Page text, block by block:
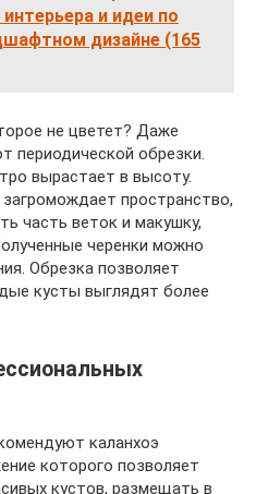
и идеи по
дизайне (165
не цветет? Даже
периодической обрезки.
вырастает в высоту.
пространство,
часть веток и макушку,
черенки можно
Обрезка позволяет
кусты выглядят более
каланхоэ
которого позволяет
кустов, размещать в